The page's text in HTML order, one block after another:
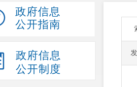
政府信息
公开指南
政府信息
公开制度